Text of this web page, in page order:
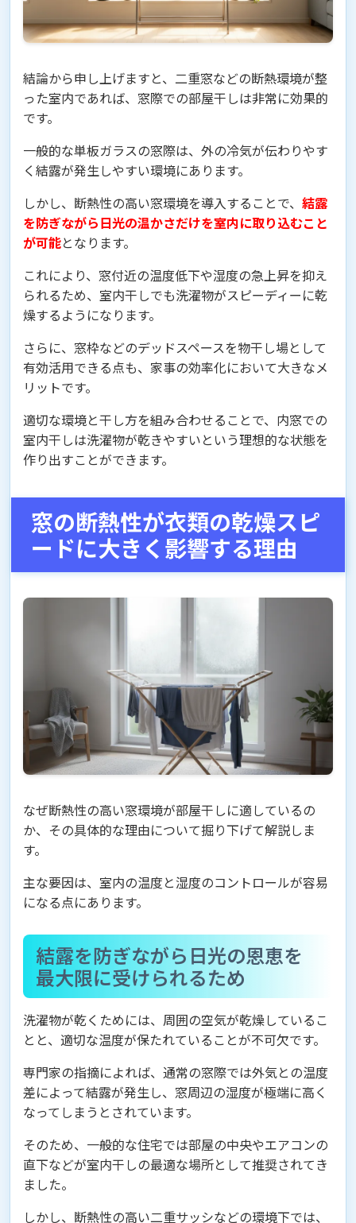
結論から申し上げますと、二重窓などの断熱環境が整
った室内であれば、窓際での部屋干しは非常に効果的
です。
一般的な単板ガラスの窓際は、外の冷気が伝わりやす
く結露が発生しやすい環境にあります。
しかし、断熱性の高い窓環境を導入することで、 結露
を防ぎながら日光の温かさだけを室内に取り込むこと
が可能となります。
これにより、窓付近の温度低下や湿度の急上昇を抑え
られるため、室内干しでも洗濯物がスピーディーに乾
燥するようになります。
さらに、窓枠などのデッドスペースを物干し場として
有効活用できる点も、家事の効率化において大きなメ
リットです。
適切な環境と干し方を組み合わせることで、内窓での
室内干しは洗濯物が乾きやすいという理想的な状態を
作り出すことができます。
窓の断熱性が衣類の乾燥スピ
ードに大きく影響する理由
なぜ断熱性の高い窓環境が部屋干しに適しているの
か、その具体的な理由について掘り下げて解説しま
す。
主な要因は、室内の温度と湿度のコントロールが容易
になる点にあります。
結露を防ぎながら日光の恩恵を
最大限に受けられるため
洗濯物が乾くためには、周囲の空気が乾燥しているこ
とと、適切な温度が保たれていることが不可欠です。
専門家の指摘によれば、通常の窓際では外気との温度
差によって結露が発生し、窓周辺の湿度が極端に高く
なってしまうとされています。
そのため、一般的な住宅では部屋の中央やエアコンの
直下などが室内干しの最適な場所として推奨されてき
ました。
しかし、断熱性の高い二重サッシなどの環境下では、